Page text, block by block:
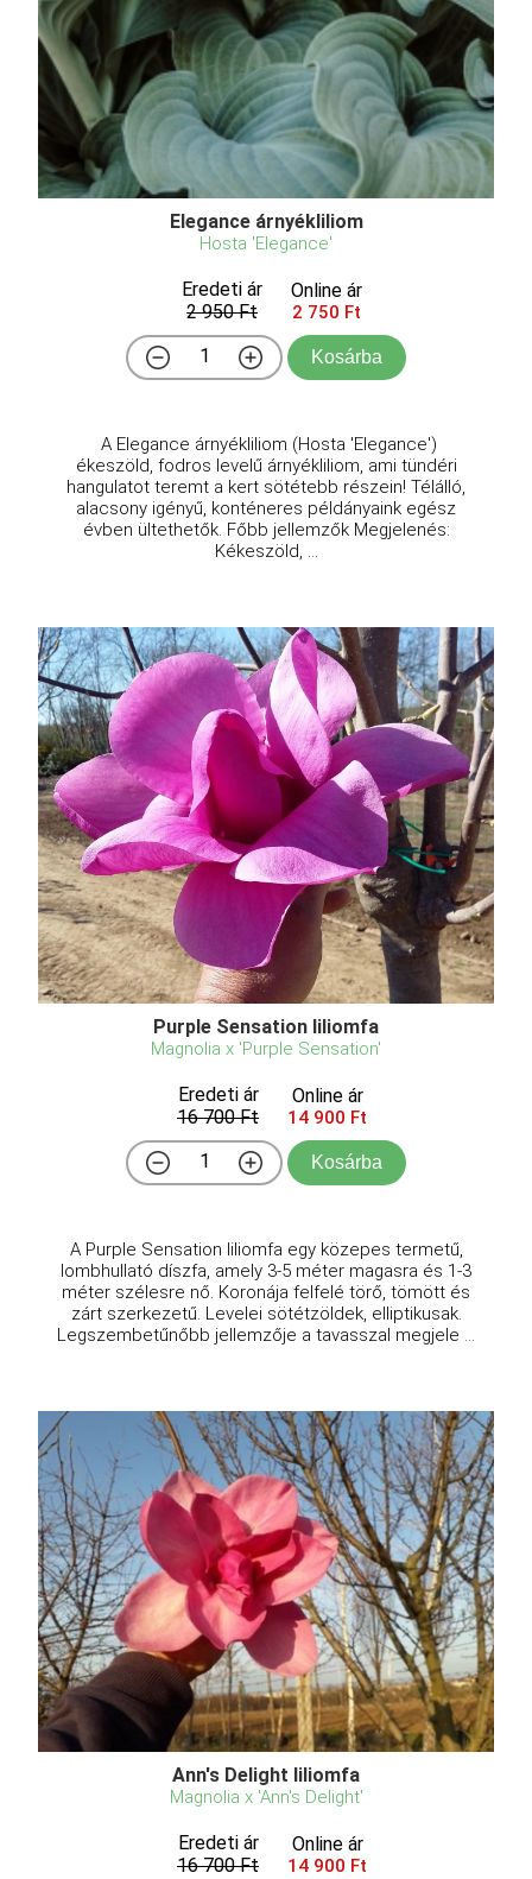
Elegance árnyékliliom
Hosta 'Elegance'
Eredeti ár
2 950 Ft
Online ár
2 750 Ft
Kosárba
A Elegance árnyékliliom (Hosta 'Elegance')
ékeszöld, fodros levelű árnyékliliom, ami tündéri
hangulatot teremt a kert sötétebb részein! Télálló,
alacsony igényű, konténeres példányaink egész
évben ültethetők. Főbb jellemzők Megjelenés:
Kékeszöld, ...
Purple Sensation liliomfa
Magnolia x 'Purple Sensation'
Eredeti ár
16 700 Ft
Online ár
14 900 Ft
Kosárba
A Purple Sensation liliomfa egy közepes termetű,
lombhullató díszfa, amely 3-5 méter magasra és 1-3
méter szélesre nő. Koronája felfelé törő, tömött és
zárt szerkezetű. Levelei sötétzöldek, elliptikusak.
Legszembetűnőbb jellemzője a tavasszal megjele ...
Ann's Delight liliomfa
Magnolia x 'Ann's Delight'
Eredeti ár
16 700 Ft
Online ár
14 900 Ft